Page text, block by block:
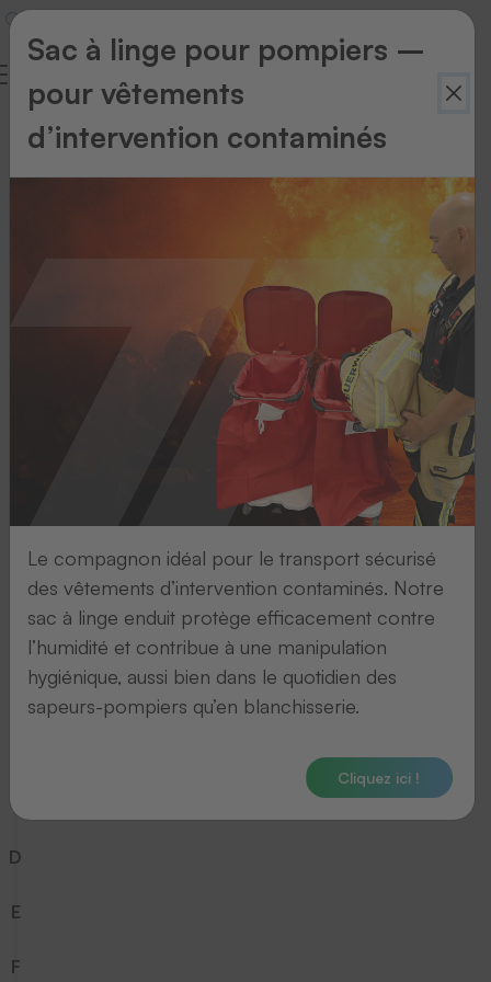
Glossaire
7
C
D
E
F
Sac à linge pour pompiers –
pour vêtements
d’intervention contaminés
Le compagnon idéal pour le transport sécurisé
des vêtements d’intervention contaminés. Notre
sac à linge enduit protège efficacement contre
l’humidité et contribue à une manipulation
hygiénique, aussi bien dans le quotidien des
sapeurs-pompiers qu’en blanchisserie.
Cliquez ici !